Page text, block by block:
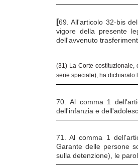
[69. All'articolo 32-bis
vigore della presente
dell'avvenuto
(31) La Corte costituzionale,
serie speciale), ha dichiarato
70. Al comma 1
dell'infanzia e
71. Al comma 1
Garante delle persone
sulla detenzione), le